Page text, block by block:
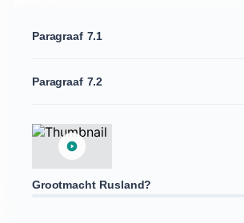
Paragraaf 7.1
Paragraaf 7.2
Grootmacht Rusland?